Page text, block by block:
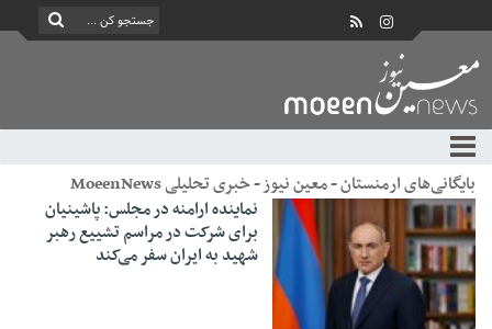
بایگانی‌های ارمنستان - معین نیوز - خبری تحلیلی MoeenNews
نماینده ارامنه در مجلس: پاشینیان
برای شرکت در مراسم تشییع رهبر
شهید به ایران سفر می‌کند